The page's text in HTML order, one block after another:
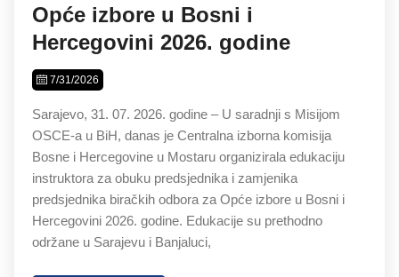
Opće izbore u Bosni i
Hercegovini 2026. godine
7/31/2026
Sarajevo, 31. 07. 2026. godine – U saradnji s Misijom
OSCE-a u BiH, danas je Centralna izborna komisija
Bosne i Hercegovine u Mostaru organizirala edukaciju
instruktora za obuku predsjednika i zamjenika
predsjednika biračkih odbora za Opće izbore u Bosni i
Hercegovini 2026. godine. Edukacije su prethodno
održane u Sarajevu i Banjaluci,